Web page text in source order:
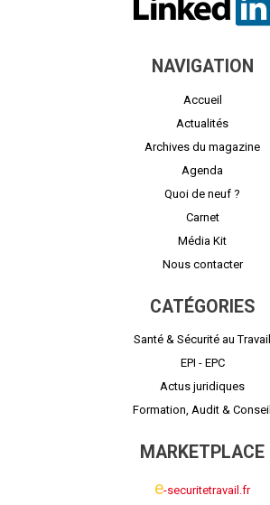
NAVIGATION
Accueil
Actualités
Archives du magazine
Agenda
Quoi de neuf ?
Carnet
Média Kit
Nous contacter
CATÉGORIES
Santé & Sécurité au Travail
EPI - EPC
Actus juridiques
Formation, Audit & Conseil
MARKETPLACE
e-securitetravail.fr